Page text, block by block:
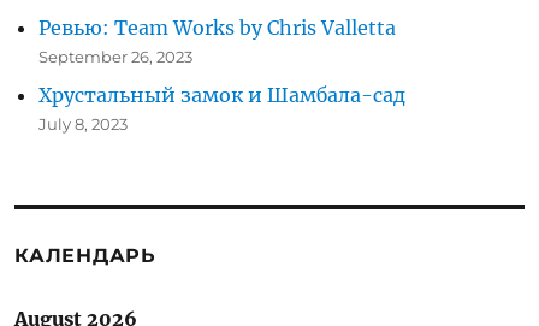
Ревью: Team Works by Chris Valletta
September 26, 2023
Хрустальный замок и Шамбала-сад
July 8, 2023
КАЛЕНДАРЬ
August 2026